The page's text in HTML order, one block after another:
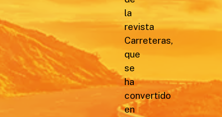
la
revista
Carreteras,
que
se
ha
convertido
en